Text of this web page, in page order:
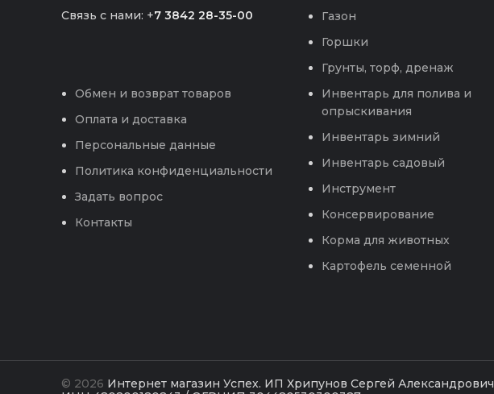
Связь с нами: +7 3842 28-35-00
Обмен и возврат товаров
Оплата и доставка
Персональные данные
Политика конфиденциальности
Задать вопрос
Контакты
Газон
Горшки
Грунты, торф, дренаж
Инвентарь для полива и
опрыскивания
Инвентарь зимний
Инвентарь садовый
Инструмент
Консервирование
Корма для животных
Картофель семенной
© 2026 Интернет магазин Успех. ИП Хрипунов Сергей Александрович